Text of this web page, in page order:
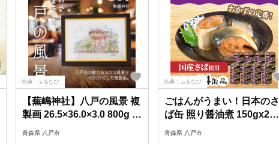
出典：ふるなび
【蕪嶋神社】八戸の風景 複
製画 26.5×36.0×3.0 800g 風
景画 額付き マット 青森県
青森県 八戸市
出典：ふるなび
ごはんがうまい！日本のさ
ば缶 照り醤油煮 150gx24
缶 HOKO 宝幸 青森県
青森県 八戸市